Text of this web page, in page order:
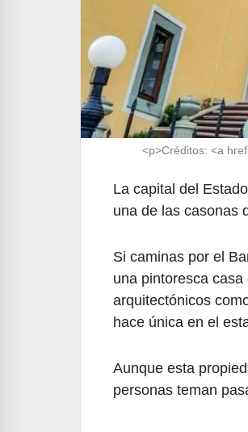
<p>Créditos: <a
La capital del
una de las casonas
Si caminas por el
una pintoresca
arquitectónicos
hace única en el
Aunque esta
personas teman